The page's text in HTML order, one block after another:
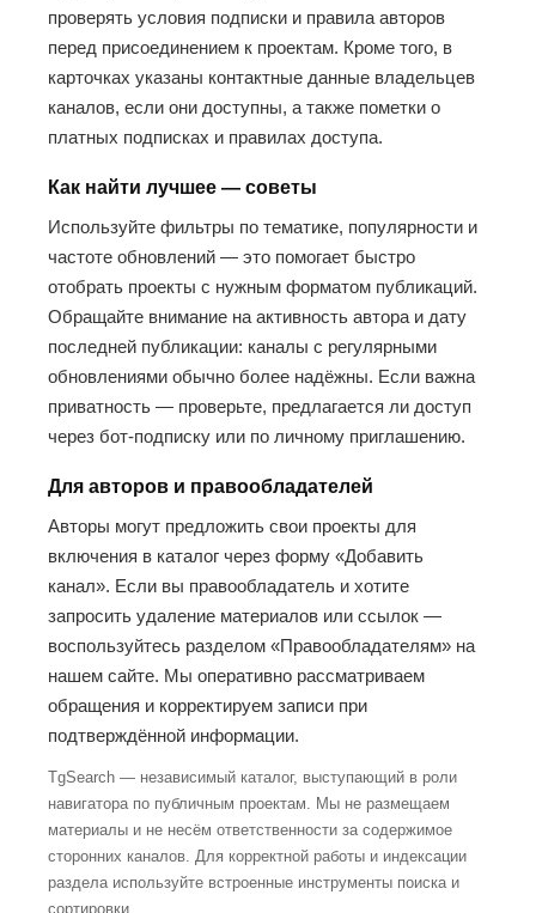
проверять условия подписки и правила авторов
перед присоединением к проектам. Кроме того, в
карточках указаны контактные данные владельцев
каналов, если они доступны, а также пометки о
платных подписках и правилах доступа.
Как найти лучшее — советы
Используйте фильтры по тематике, популярности и
частоте обновлений — это помогает быстро
отобрать проекты с нужным форматом публикаций.
Обращайте внимание на активность автора и дату
последней публикации: каналы с регулярными
обновлениями обычно более надёжны. Если важна
приватность — проверьте, предлагается ли доступ
через бот-подписку или по личному приглашению.
Для авторов и правообладателей
Авторы могут предложить свои проекты для
включения в каталог через форму «Добавить
канал». Если вы правообладатель и хотите
запросить удаление материалов или ссылок —
воспользуйтесь разделом «Правообладателям» на
нашем сайте. Мы оперативно рассматриваем
обращения и корректируем записи при
подтверждённой информации.
TgSearch — независимый каталог, выступающий в роли
навигатора по публичным проектам. Мы не размещаем
материалы и не несём ответственности за содержимое
сторонних каналов. Для корректной работы и индексации
раздела используйте встроенные инструменты поиска и
сортировки.